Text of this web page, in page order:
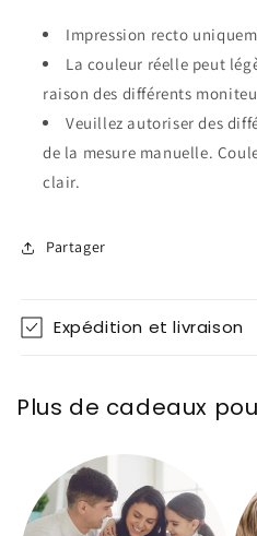
Impression recto
La couleur réelle peut
raison des différents
Veuillez autoriser des
de la mesure manuelle.
clair.
Partager
Expédition et livraison
Plus de cadeaux